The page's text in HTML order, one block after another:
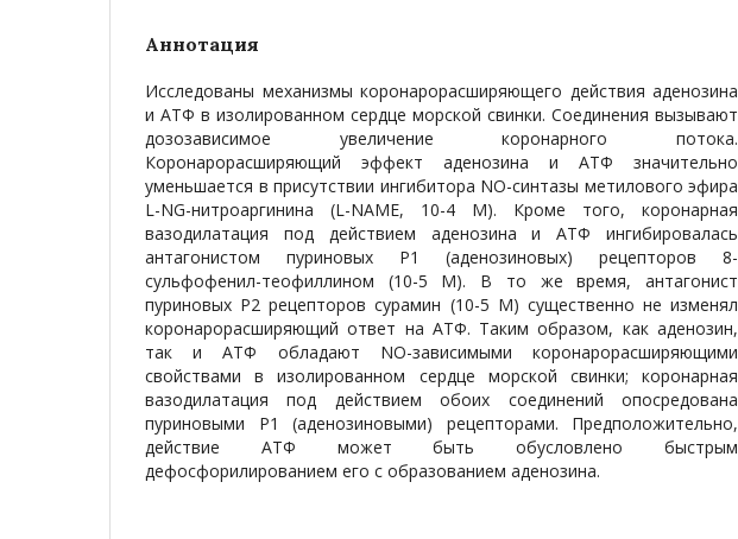
Аннотация
Исследованы механизмы коронарорасширяющего действия аденозина
и АТФ в изолированном сердце морской свинки. Соединения вызывают
дозозависимое увеличение коронарного потока.
Коронарорасширяющий эффект аденозина и АТФ значительно
уменьшается в присутствии ингибитора NO-синтазы метилового эфира
L-NG-нитроаргинина (L-NAME, 10-4 М). Кроме того, коронарная
вазодилатация под действием аденозина и АТФ ингибировалась
антагонистом пуриновых Р1 (аденозиновых) рецепторов 8-
сульфофенил-теофиллином (10-5 М). В то же время, антагонист
пуриновых Р2 рецепторов сурамин (10-5 М) существенно не изменял
коронарорасширяющий ответ на АТФ. Таким образом, как аденозин,
так и АТФ обладают NO-зависимыми коронарорасширяющими
свойствами в изолированном сердце морской свинки; коронарная
вазодилатация под действием обоих соединений опосредована
пуриновыми Р1 (аденозиновыми) рецепторами. Предположительно,
действие АТФ может быть обусловлено быстрым
дефосфорилированием его с образованием аденозина.